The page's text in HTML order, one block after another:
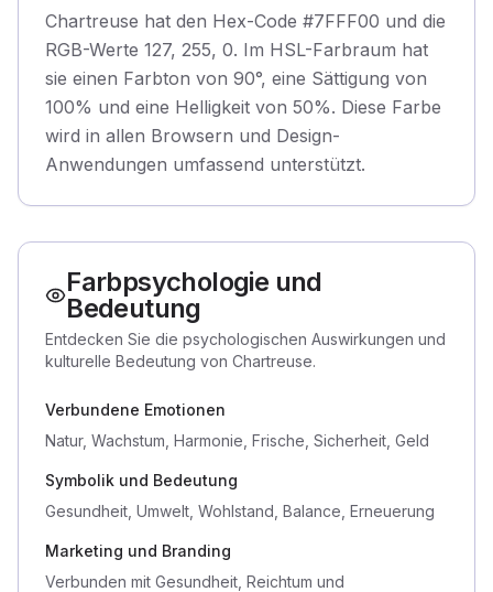
Chartreuse hat den Hex-Code #7FFF00 und die
RGB-Werte 127, 255, 0. Im HSL-Farbraum hat
sie einen Farbton von 90°, eine Sättigung von
100% und eine Helligkeit von 50%. Diese Farbe
wird in allen Browsern und Design-
Anwendungen umfassend unterstützt.
Farbpsychologie und
Bedeutung
Entdecken Sie die psychologischen Auswirkungen und
kulturelle Bedeutung von Chartreuse.
Verbundene Emotionen
Natur, Wachstum, Harmonie, Frische, Sicherheit, Geld
Symbolik und Bedeutung
Gesundheit, Umwelt, Wohlstand, Balance, Erneuerung
Marketing und Branding
Verbunden mit Gesundheit, Reichtum und